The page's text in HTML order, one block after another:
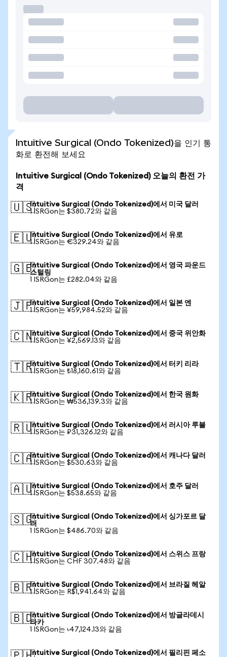
Intuitive Surgical (Ondo Tokenized)을 인기 통
화로 환전해 보세요
Intuitive Surgical (Ondo Tokenized) 오늘의 환전 가
격
🇺🇸Intuitive Surgical (Ondo Tokenized)에서 미국 달러
1 ISRGon는 $380.72와 같음
🇪🇺Intuitive Surgical (Ondo Tokenized)에서 유로
1 ISRGon는 €329.24와 같음
🇬🇧Intuitive Surgical (Ondo Tokenized)에서 영국 파운드
스털링
1 ISRGon는 £282.04와 같음
🇯🇵Intuitive Surgical (Ondo Tokenized)에서 일본 엔
1 ISRGon는 ¥59,984.52와 같음
🇨🇳Intuitive Surgical (Ondo Tokenized)에서 중국 위안화
1 ISRGon는 ¥2,569.13와 같음
🇹🇷Intuitive Surgical (Ondo Tokenized)에서 터키 리라
1 ISRGon는 ₺18,160.61와 같음
🇰🇷Intuitive Surgical (Ondo Tokenized)에서 한국 원화
1 ISRGon는 ₩536,139.3와 같음
🇷🇺Intuitive Surgical (Ondo Tokenized)에서 러시아 루블
1 ISRGon는 ₽31,326.12와 같음
🇨🇦Intuitive Surgical (Ondo Tokenized)에서 캐나다 달러
1 ISRGon는 $530.63와 같음
🇦🇺Intuitive Surgical (Ondo Tokenized)에서 호주 달러
1 ISRGon는 $538.65와 같음
🇸🇬Intuitive Surgical (Ondo Tokenized)에서 싱가포르 달
러
1 ISRGon는 $486.70와 같음
🇨🇭Intuitive Surgical (Ondo Tokenized)에서 스위스 프랑
1 ISRGon는 CHF 307.48와 같음
🇧🇷Intuitive Surgical (Ondo Tokenized)에서 브라질 헤알
1 ISRGon는 R$1,941.64와 같음
🇧🇩Intuitive Surgical (Ondo Tokenized)에서 방글라데시
타카
1 ISRGon는 ৳47,124.13와 같음
Intuitive Surgical (Ondo Tokenized)에서 필리핀 페소